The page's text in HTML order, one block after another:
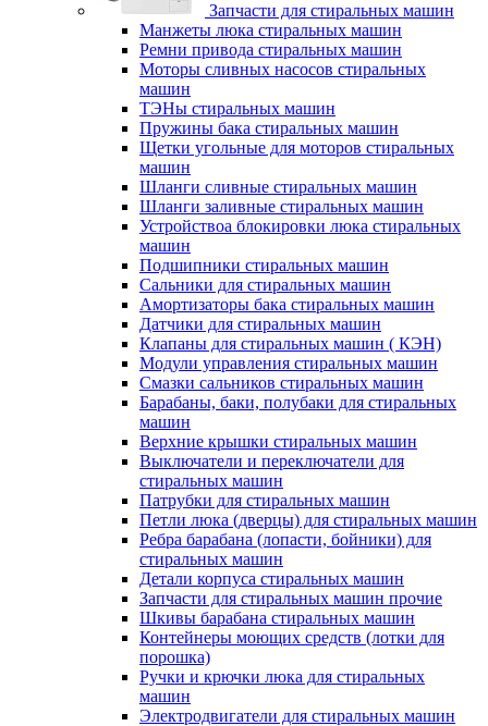
Запчасти для стиральных машин
Манжеты люка стиральных машин
Ремни привода стиральных машин
Моторы сливных насосов стиральных
машин
ТЭНы стиральных машин
Пружины бака стиральных машин
Щетки угольные для моторов стиральных
машин
Шланги сливные стиральных машин
Шланги заливные стиральных машин
Устройствоа блокировки люка стиральных
машин
Подшипники стиральных машин
Сальники для стиральных машин
Амортизаторы бака стиральных машин
Датчики для стиральных машин
Клапаны для стиральных машин ( КЭН)
Модули управления стиральных машин
Смазки сальников стиральных машин
Барабаны, баки, полубаки для стиральных
машин
Верхние крышки стиральных машин
Выключатели и переключатели для
стиральных машин
Патрубки для стиральных машин
Петли люка (дверцы) для стиральных машин
Ребра барабана (лопасти, бойники) для
стиральных машин
Детали корпуса стиральных машин
Запчасти для стиральных машин прочие
Шкивы барабана стиральных машин
Контейнеры моющих средств (лотки для
порошка)
Ручки и крючки люка для стиральных
машин
Электродвигатели для стиральных машин